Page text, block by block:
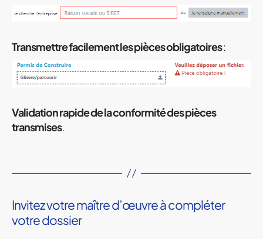
Transmettre facilement les pièces obligatoires:
Validation rapide de la conformité des pièces
transmises.
Invitez votre maître d’œuvre à compléter
votre dossier